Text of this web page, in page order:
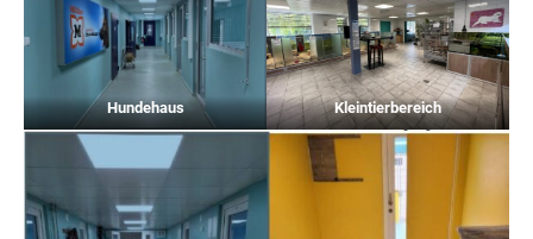
Hundehaus Kleintierbereich